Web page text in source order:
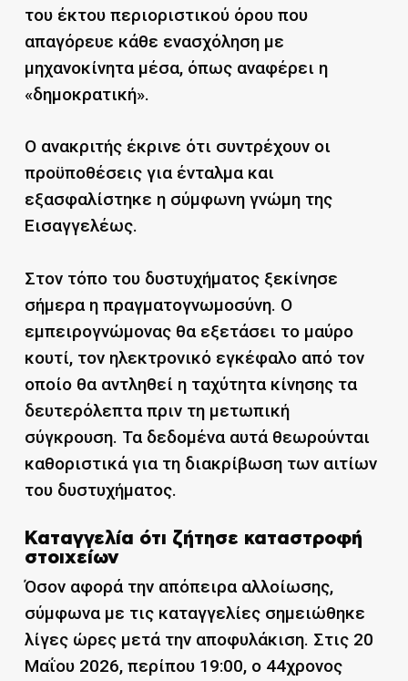
του έκτου περιοριστικού όρου που
απαγόρευε κάθε ενασχόληση με
μηχανοκίνητα μέσα, όπως αναφέρει η
«δημοκρατική».
Ο ανακριτής έκρινε ότι συντρέχουν οι
προϋποθέσεις για ένταλμα και
εξασφαλίστηκε η σύμφωνη γνώμη της
Εισαγγελέως.
Στον τόπο του δυστυχήματος ξεκίνησε
σήμερα η πραγματογνωμοσύνη. Ο
εμπειρογνώμονας θα εξετάσει το μαύρο
κουτί, τον ηλεκτρονικό εγκέφαλο από τον
οποίο θα αντληθεί η ταχύτητα κίνησης τα
δευτερόλεπτα πριν τη μετωπική
σύγκρουση. Τα δεδομένα αυτά θεωρούνται
καθοριστικά για τη διακρίβωση των αιτίων
του δυστυχήματος.
Καταγγελία ότι ζήτησε καταστροφή
στοιχείων
Όσον αφορά την απόπειρα αλλοίωσης,
σύμφωνα με τις καταγγελίες σημειώθηκε
λίγες ώρες μετά την αποφυλάκιση. Στις 20
Μαΐου 2026, περίπου 19:00, ο 44χρονος